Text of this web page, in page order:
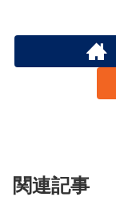
関連記事